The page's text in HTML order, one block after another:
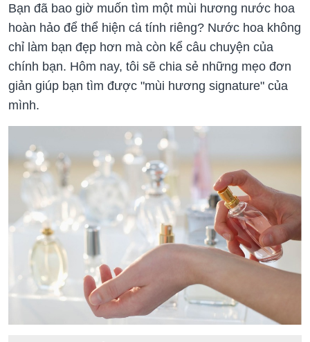
Bạn đã bao giờ muốn tìm một mùi hương nước hoa
hoàn hảo để thể hiện cá tính riêng? Nước hoa không
chỉ làm bạn đẹp hơn mà còn kể câu chuyện của
chính bạn. Hôm nay, tôi sẽ chia sẻ những mẹo đơn
giản giúp bạn tìm được "mùi hương signature" của
mình.